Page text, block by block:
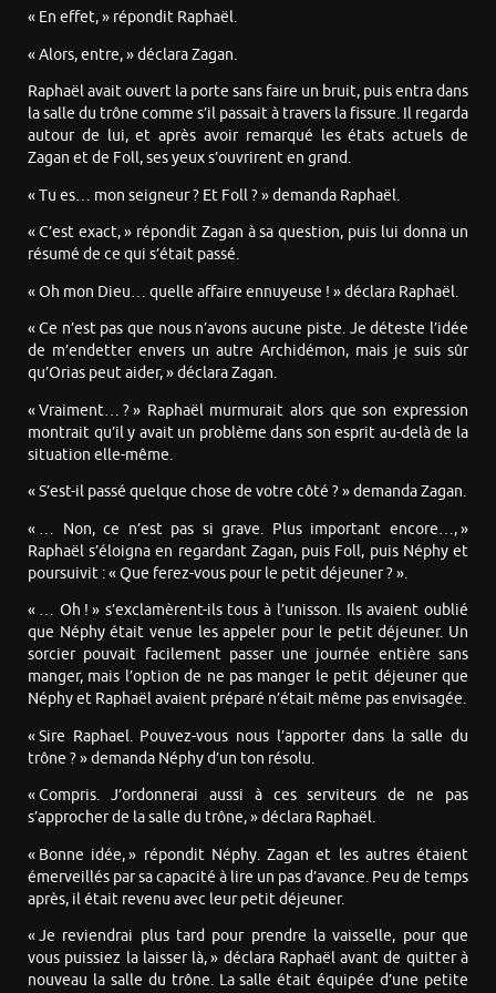
« En effet, » répondit Raphaël.
« Alors, entre, » déclara Zagan.
Raphaël avait ouvert la porte sans faire un bruit, puis entra dans
la salle du trône comme s’il passait à travers la fissure. Il regarda
autour de lui, et après avoir remarqué les états actuels de
Zagan et de Foll, ses yeux s’ouvrirent en grand.
« Tu es… mon seigneur ? Et Foll ? » demanda Raphaël.
« C’est exact, » répondit Zagan à sa question, puis lui donna un
résumé de ce qui s’était passé.
« Oh mon Dieu… quelle affaire ennuyeuse ! » déclara Raphaël.
« Ce n’est pas que nous n’avons aucune piste. Je déteste l’idée
de m’endetter envers un autre Archidémon, mais je suis sûr
qu’Orias peut aider, » déclara Zagan.
« Vraiment… ? » Raphaël murmurait alors que son expression
montrait qu’il y avait un problème dans son esprit au-delà de la
situation elle-même.
« S’est-il passé quelque chose de votre côté ? » demanda Zagan.
« … Non, ce n’est pas si grave. Plus important encore…, »
Raphaël s’éloigna en regardant Zagan, puis Foll, puis Néphy et
poursuivit : « Que ferez-vous pour le petit déjeuner ? ».
« … Oh ! » s’exclamèrent-ils tous à l’unisson. Ils avaient oublié
que Néphy était venue les appeler pour le petit déjeuner. Un
sorcier pouvait facilement passer une journée entière sans
manger, mais l’option de ne pas manger le petit déjeuner que
Néphy et Raphaël avaient préparé n’était même pas envisagée.
« Sire Raphael. Pouvez-vous nous l’apporter dans la salle du
trône ? » demanda Néphy d’un ton résolu.
« Compris. J’ordonnerai aussi à ces serviteurs de ne pas
s’approcher de la salle du trône, » déclara Raphaël.
« Bonne idée, » répondit Néphy. Zagan et les autres étaient
émerveillés par sa capacité à lire un pas d’avance. Peu de temps
après, il était revenu avec leur petit déjeuner.
« Je reviendrai plus tard pour prendre la vaisselle, pour que
vous puissiez la laisser là, » déclara Raphaël avant de quitter à
nouveau la salle du trône. La salle était équipée d’une petite